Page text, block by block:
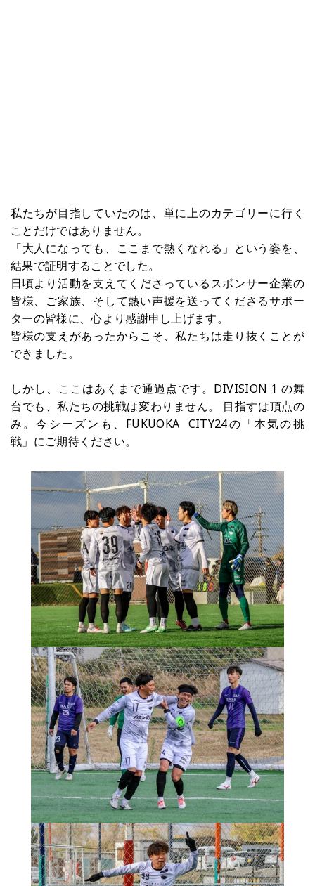
私たちが目指していたのは、単に上のカテゴリーに行く
ことだけではありません。
「大人になっても、ここまで熱くなれる」という姿を、
結果で証明することでした。
日頃より活動を支えてくださっているスポンサー企業の
皆様、ご家族、そして熱い声援を送ってくださるサポー
ターの皆様に、心より感謝申し上げます。
皆様の支えがあったからこそ、私たちは走り抜くことが
できました。
しかし、ここはあくまで通過点です。DIVISION 1 の舞
台でも、私たちの挑戦は変わりません。 目指すは頂点の
み。今シーズンも、FUKUOKA  CITY24の「本気の挑
戦」にご期待ください。